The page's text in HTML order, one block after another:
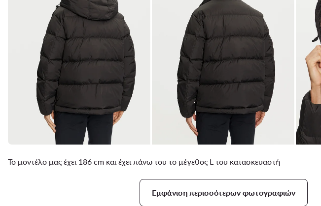
Το μοντέλο μας έχει 186 cm και έχει πάνω του το μέγεθος L του κατασκευαστή
Εμφάνιση περισσότερων φωτογραφιών